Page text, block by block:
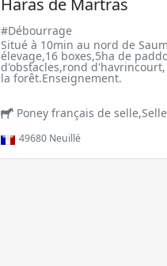
Haras de Martras
#Débourrage
Situé à 10min au nord de
élevage,16 boxes,5ha de
d'obstacles,rond
la forêt.Enseignement.
Poney français de
49680 Neuillé